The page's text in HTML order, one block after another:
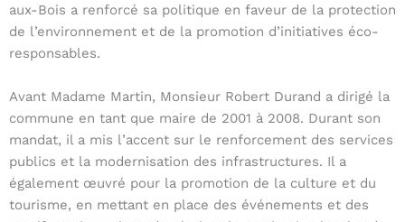
aux-Bois a renforcé sa politique en faveur de la protection
de l’environnement et de la promotion d’initiatives éco-
responsables.
Avant Madame Martin, Monsieur Robert Durand a dirigé la
commune en tant que maire de 2001 à 2008. Durant son
mandat, il a mis l’accent sur le renforcement des services
publics et la modernisation des infrastructures. Il a
également œuvré pour la promotion de la culture et du
tourisme, en mettant en place des événements et des